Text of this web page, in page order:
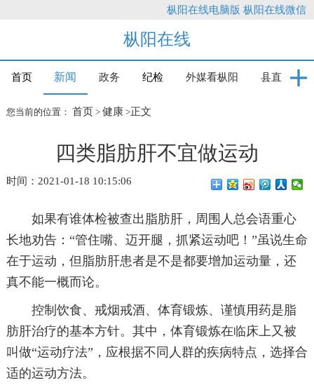
枞阳在线电脑版 枞阳在线微信
枞阳在线
首页 新闻 政务 纪检 外媒看枞阳 县直
您当前的位置： 首页 > 健康>正文
四类脂肪肝不宜做运动
时间：2021-01-18 10:15:06
如果有谁体检被查出脂肪肝，周围人总会语重心
长地劝告：“管住嘴、迈开腿，抓紧运动吧！”虽说生命
在于运动，但脂肪肝患者是不是都要增加运动量，还
真不能一概而论。
控制饮食、戒烟戒酒、体育锻炼、谨慎用药是脂
肪肝治疗的基本方针。其中，体育锻炼在临床上又被
叫做“运动疗法”，应根据不同人群的疾病特点，选择合
适的运动方法。